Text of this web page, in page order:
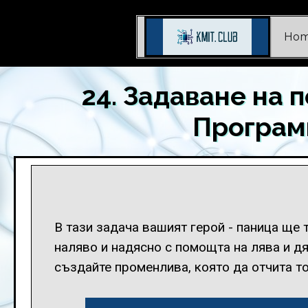
24. Задаване на
В тази задача вашият герой - паница ще
наляво и надясно с помощта на лява и
създайте променлива, която да отчита